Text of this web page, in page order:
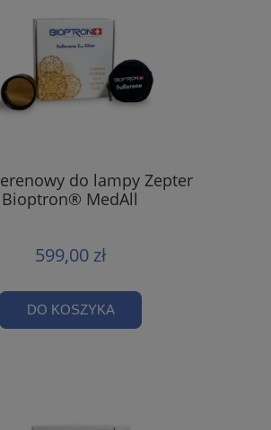
do lampy Zepter
Bioptron® MedAll
599,00 zł
DO KOSZYKA